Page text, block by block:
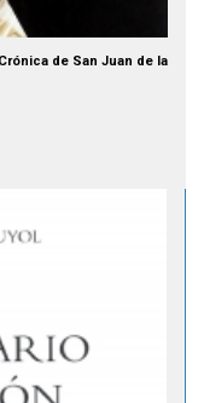
de San Juan de la